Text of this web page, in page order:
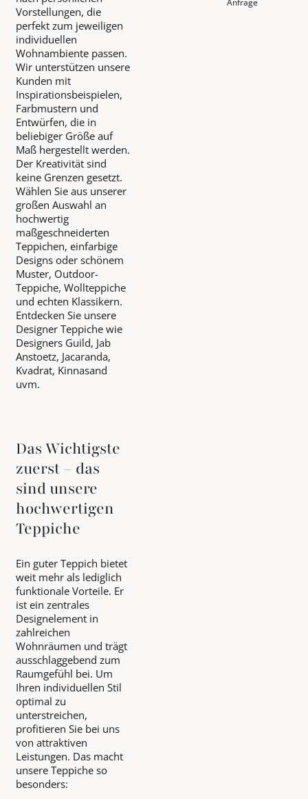
Vorstellungen, die
perfekt zum jeweiligen
individuellen
Wohnambiente passen.
Wir unterstützen unsere
Kunden mit
Inspirationsbeispielen,
Farbmustern und
Entwürfen, die in
beliebiger Größe auf
Maß hergestellt werden.
Der Kreativität sind
keine Grenzen gesetzt.
Wählen Sie aus unserer
großen Auswahl an
hochwertig
maßgeschneiderten
Teppichen, einfarbige
Designs oder schönem
Muster, Outdoor-
Teppiche, Wollteppiche
und echten Klassikern.
Entdecken Sie unsere
Designer Teppiche wie
Designers Guild, Jab
Anstoetz, Jacaranda,
Kvadrat, Kinnasand
uvm.
Das Wichtigste
zuerst – das
sind unsere
hochwertigen
Teppiche
Ein guter Teppich bietet
weit mehr als lediglich
funktionale Vorteile. Er
ist ein zentrales
Designelement in
zahlreichen
Wohnräumen und trägt
ausschlaggebend zum
Raumgefühl bei. Um
Ihren individuellen Stil
optimal zu
unterstreichen,
profitieren Sie bei uns
von attraktiven
Leistungen. Das macht
unsere Teppiche so
besonders: